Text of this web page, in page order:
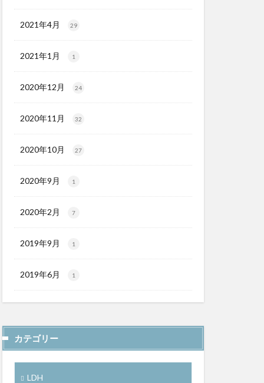
2021年4月 29
2021年1月 1
2020年12月 24
2020年11月 32
2020年10月 27
2020年9月 1
2020年2月 7
2019年9月 1
2019年6月 1
カテゴリー
LDH